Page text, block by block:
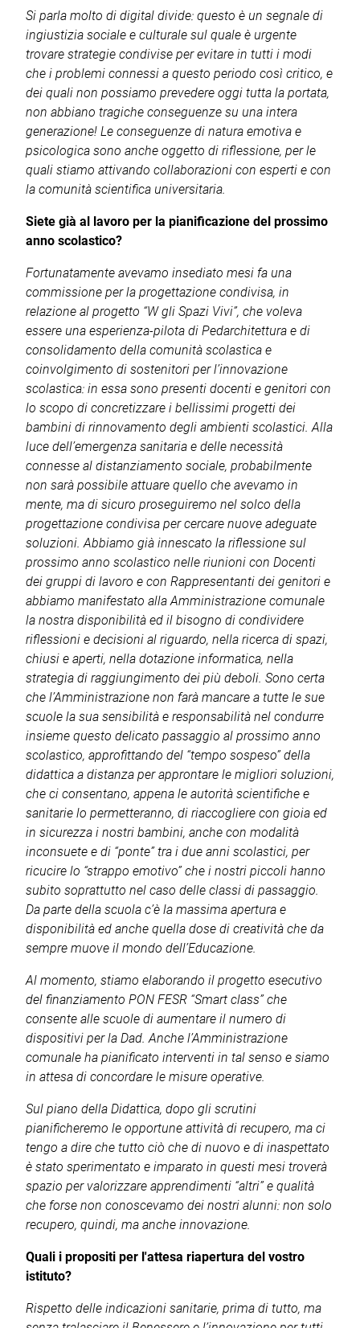
Si parla molto di digital divide: questo è un segnale di
ingiustizia sociale e culturale sul quale è urgente
trovare strategie condivise per evitare in tutti i modi
che i problemi connessi a questo periodo così critico, e
dei quali non possiamo prevedere oggi tutta la portata,
non abbiano tragiche conseguenze su una intera
generazione! Le conseguenze di natura emotiva e
psicologica sono anche oggetto di riflessione, per le
quali stiamo attivando collaborazioni con esperti e con
la comunità scientifica universitaria.
Siete già al lavoro per la pianificazione del prossimo
anno scolastico?
Fortunatamente avevamo insediato mesi fa una
commissione per la progettazione condivisa, in
relazione al progetto “W gli Spazi Vivi”, che voleva
essere una esperienza-pilota di Pedarchitettura e di
consolidamento della comunità scolastica e
coinvolgimento di sostenitori per l’innovazione
scolastica: in essa sono presenti docenti e genitori con
lo scopo di concretizzare i bellissimi progetti dei
bambini di rinnovamento degli ambienti scolastici. Alla
luce dell’emergenza sanitaria e delle necessità
connesse al distanziamento sociale, probabilmente
non sarà possibile attuare quello che avevamo in
mente, ma di sicuro proseguiremo nel solco della
progettazione condivisa per cercare nuove adeguate
soluzioni. Abbiamo già innescato la riflessione sul
prossimo anno scolastico nelle riunioni con Docenti
dei gruppi di lavoro e con Rappresentanti dei genitori e
abbiamo manifestato alla Amministrazione comunale
la nostra disponibilità ed il bisogno di condividere
riflessioni e decisioni al riguardo, nella ricerca di spazi,
chiusi e aperti, nella dotazione informatica, nella
strategia di raggiungimento dei più deboli. Sono certa
che l’Amministrazione non farà mancare a tutte le sue
scuole la sua sensibilità e responsabilità nel condurre
insieme questo delicato passaggio al prossimo anno
scolastico, approfittando del “tempo sospeso” della
didattica a distanza per approntare le migliori soluzioni,
che ci consentano, appena le autorità scientifiche e
sanitarie lo permetteranno, di riaccogliere con gioia ed
in sicurezza i nostri bambini, anche con modalità
inconsuete e di “ponte” tra i due anni scolastici, per
ricucire lo “strappo emotivo” che i nostri piccoli hanno
subito soprattutto nel caso delle classi di passaggio.
Da parte della scuola c’è la massima apertura e
disponibilità ed anche quella dose di creatività che da
sempre muove il mondo dell’Educazione.
Al momento, stiamo elaborando il progetto esecutivo
del finanziamento PON FESR “Smart class” che
consente alle scuole di aumentare il numero di
dispositivi per la Dad. Anche l’Amministrazione
comunale ha pianificato interventi in tal senso e siamo
in attesa di concordare le misure operative.
Sul piano della Didattica, dopo gli scrutini
pianificheremo le opportune attività di recupero, ma ci
tengo a dire che tutto ciò che di nuovo e di inaspettato
è stato sperimentato e imparato in questi mesi troverà
spazio per valorizzare apprendimenti “altri” e qualità
che forse non conoscevamo dei nostri alunni: non solo
recupero, quindi, ma anche innovazione.
Quali i propositi per l'attesa riapertura del vostro
istituto?
Rispetto delle indicazioni sanitarie, prima di tutto, ma